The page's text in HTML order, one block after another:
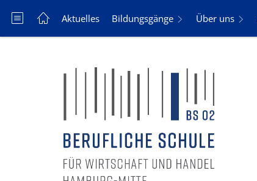
Aktuelles Bildungsgänge Über uns